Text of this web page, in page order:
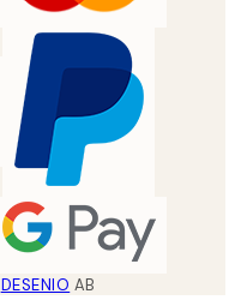
DESENIO AB